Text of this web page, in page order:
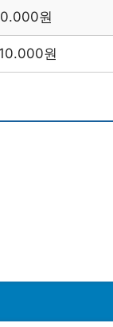
원
원